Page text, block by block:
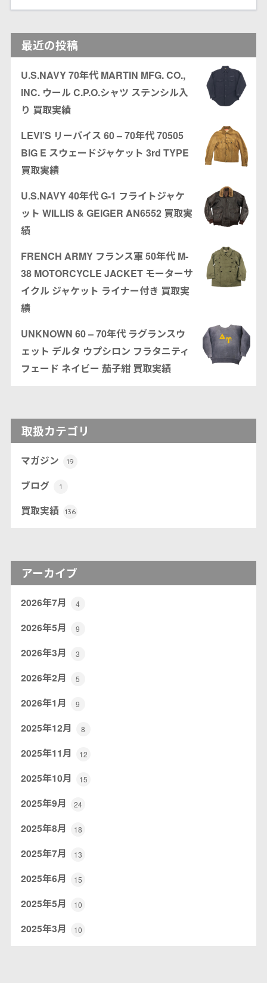
最近の投稿
U.S.NAVY 70年代 MARTIN MFG. CO.,
INC. ウール C.P.O.シャツ ステンシル入
り 買取実績
LEVI’S リーバイス 60 – 70年代 70505
BIG E スウェードジャケット 3rd TYPE
買取実績
U.S.NAVY 40年代 G-1 フライトジャケ
ット WILLIS & GEIGER AN6552 買取実
績
FRENCH ARMY フランス軍 50年代 M-
38 MOTORCYCLE JACKET モーターサ
イクル ジャケット ライナー付き 買取実
績
UNKNOWN 60 – 70年代 ラグランスウ
ェット デルタ ウプシロン フラタニティ
フェード ネイビー 茄子紺 買取実績
取扱カテゴリ
マガジン 19
ブログ 1
買取実績 136
アーカイブ
2026年7月 4
2026年5月 9
2026年3月 3
2026年2月 5
2026年1月 9
2025年12月 8
2025年11月 12
2025年10月 15
2025年9月 24
2025年8月 18
2025年7月 13
2025年6月 15
2025年5月 10
2025年3月 10